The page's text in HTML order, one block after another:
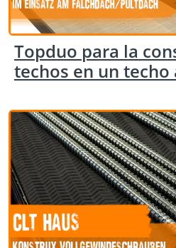
Topduo para la
techos en un techo